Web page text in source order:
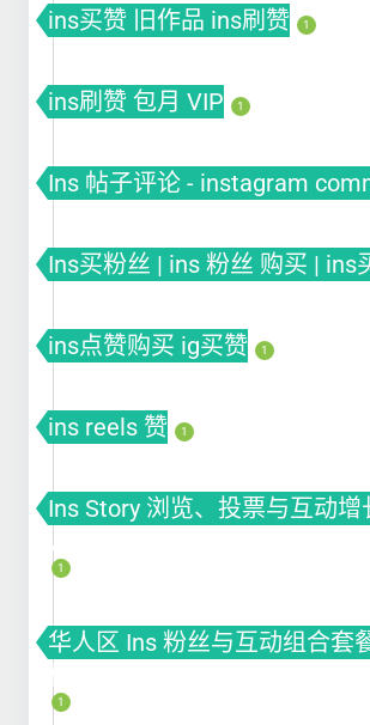
ins买赞 旧作品 ins刷赞 1
ins刷赞 包月 VIP 1
Ins 帖子评论 - instagram
Ins买粉丝 | ins 粉丝 购买 | ins
ins点赞购买 ig买赞 1
ins reels 赞 1
Ins Story 浏览、投票与互动增
views
1
华人区 Ins 粉丝与互动组合套
1